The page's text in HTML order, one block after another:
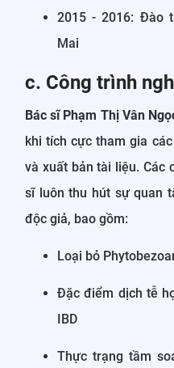
2015 - 2016: Đào
Mai
c. Công trình
Bác sĩ Phạm Thị Vân
khi tích cực tham gia
và xuất bản tài liệu. Các
sĩ luôn thu hút sự quan
độc giả, bao gồm:
Loại bỏ
Đặc điểm dịch tễ
IBD
Thực trạng tầm